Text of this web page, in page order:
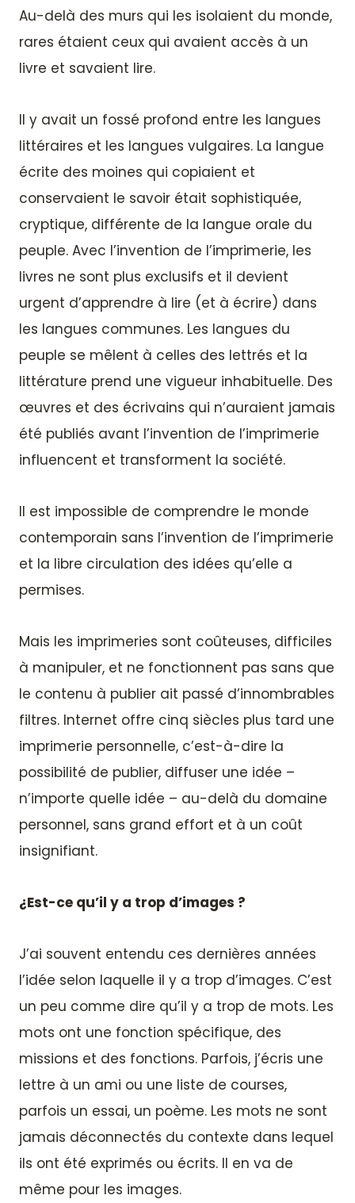
Au-delà des murs qui les isolaient du monde,
rares étaient ceux qui avaient accès à un
livre et savaient lire.
Il y avait un fossé profond entre les langues
littéraires et les langues vulgaires. La langue
écrite des moines qui copiaient et
conservaient le savoir était sophistiquée,
cryptique, différente de la langue orale du
peuple. Avec l’invention de l’imprimerie, les
livres ne sont plus exclusifs et il devient
urgent d’apprendre à lire (et à écrire) dans
les langues communes. Les langues du
peuple se mêlent à celles des lettrés et la
littérature prend une vigueur inhabituelle. Des
œuvres et des écrivains qui n’auraient jamais
été publiés avant l’invention de l’imprimerie
influencent et transforment la société.
Il est impossible de comprendre le monde
contemporain sans l’invention de l’imprimerie
et la libre circulation des idées qu’elle a
permises.
Mais les imprimeries sont coûteuses, difficiles
à manipuler, et ne fonctionnent pas sans que
le contenu à publier ait passé d’innombrables
filtres. Internet offre cinq siècles plus tard une
imprimerie personnelle, c’est-à-dire la
possibilité de publier, diffuser une idée –
n’importe quelle idée – au-delà du domaine
personnel, sans grand effort et à un coût
insignifiant.
¿Est-ce qu’il y a trop d’images ?
J’ai souvent entendu ces dernières années
l’idée selon laquelle il y a trop d’images. C’est
un peu comme dire qu’il y a trop de mots. Les
mots ont une fonction spécifique, des
missions et des fonctions. Parfois, j’écris une
lettre à un ami ou une liste de courses,
parfois un essai, un poème. Les mots ne sont
jamais déconnectés du contexte dans lequel
ils ont été exprimés ou écrits. Il en va de
même pour les images.